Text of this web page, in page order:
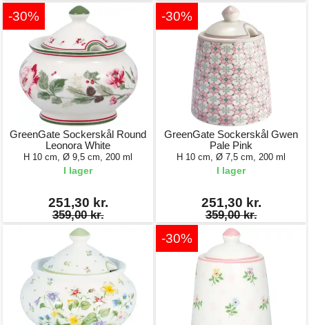
-30%
GreenGate Sockerskål Round
Leonora White
H 10 cm, Ø 9,5 cm, 200 ml
I lager
251,30 kr.
359,00 kr.
-30%
GreenGate Sockerskål Gwen
Pale Pink
H 10 cm, Ø 7,5 cm, 200 ml
I lager
251,30 kr.
359,00 kr.
-30%